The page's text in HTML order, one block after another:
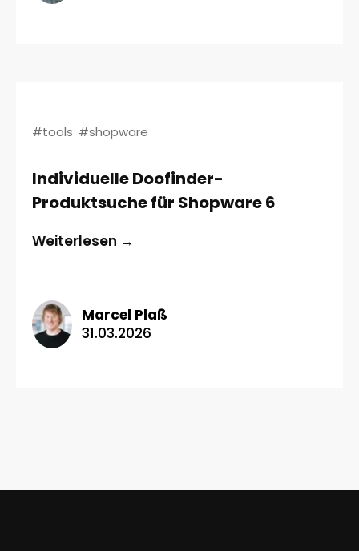
#tools #shopware
Individuelle Doofinder-
Produktsuche für Shopware 6
Weiterlesen →
Marcel Plaß
31.03.2026